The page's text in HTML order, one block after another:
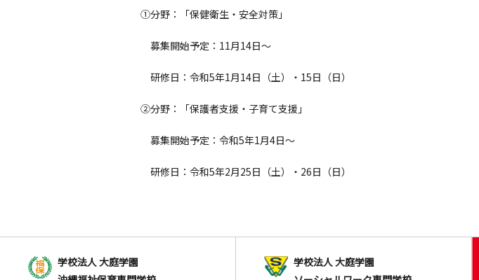
①分野：「保健衛生・安全対策」
募集開始予定：11月14日～
研修日：令和5年1月14日（土）・15日（日）
②分野：「保護者支援・子育て支援」
募集開始予定：令和5年1月4日～
研修日：令和5年2月25日（土）・26日（日）
学校法人 大庭学園
学校法人 大庭学園